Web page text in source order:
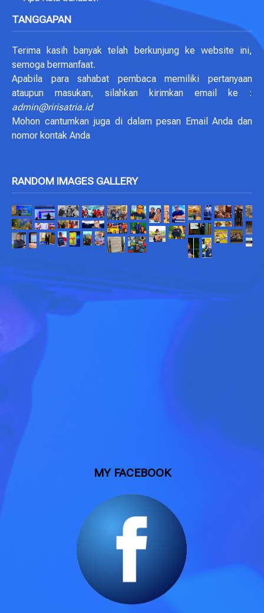
TANGGAPAN
Terima kasih banyak telah berkunjung ke website ini,
semoga bermanfaat.
Apabila para sahabat pembaca memiliki pertanyaan
ataupun masukan, silahkan kirimkan email ke :
admin@ririsatria.id
Mohon cantumkan juga di dalam pesan Email Anda dan
nomor kontak Anda
RANDOM IMAGES GALLERY
MY FACEBOOK